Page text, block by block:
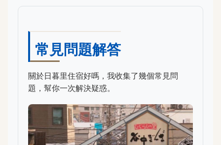
常見問題解答
關於日暮里住宿好嗎，我收集了幾個常見問
題，幫你一次解決疑惑。